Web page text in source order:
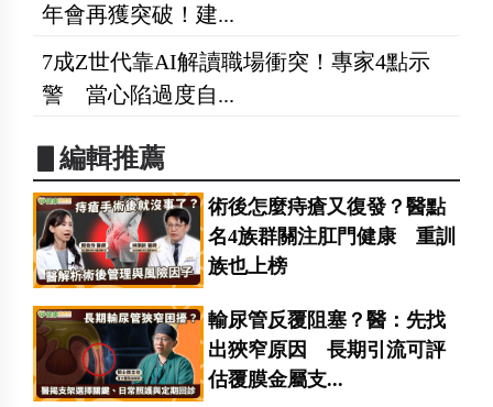
年會再獲突破！建...
7成Z世代靠AI解讀職場衝突！專家4點示
警 當心陷過度自...
▋編輯推薦
術後怎麼痔瘡又復發？醫點
名4族群關注肛門健康 重訓
族也上榜
輸尿管反覆阻塞？醫：先找
出狹窄原因 長期引流可評
估覆膜金屬支...